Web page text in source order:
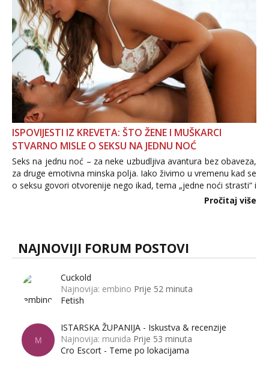
ISPOVIJESTI IZ KREVETA: ŠTO ŽENE I MUŠKARCI
STVARNO MISLE O SEKSU NA JEDNU NOĆ
Seks na jednu noć – za neke uzbudljiva avantura bez obaveza,
za druge emotivna minska polja. Iako živimo u vremenu kad se
o seksu govori otvorenije nego ikad, tema „jedne noći strasti“ i
dalje izaziva burne rasprave. Što zapravo misle žene, a što
Pročitaj više
NAJNOVIJI FORUM POSTOVI
Cuckold
Najnovija: embino Prije 52 minuta
Fetish
M
ISTARSKA ŽUPANIJA - Iskustva & recenzije
Najnovija: munida Prije 53 minuta
Cro Escort - Teme po lokacijama